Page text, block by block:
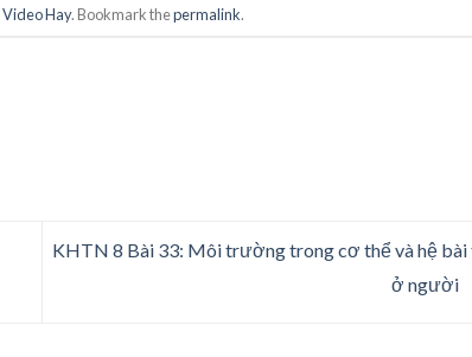
Video Hay. Bookmark thepermalink.
KHTN 8 Bài 33: Môi trường trong cơ thể và hệ
ở người